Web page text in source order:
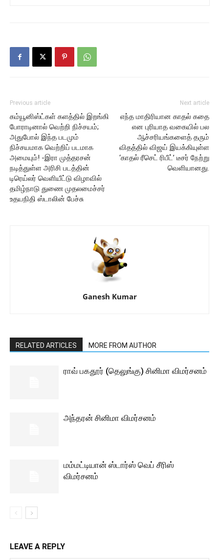
Previous article
கம்யூனிஸ்ட்கள் களத்தில் இறங்கி
போராடினால் வெற்றி நிச்சயம்;
அதுபோல் இந்த படமும்
நிச்சயமாக வெற்றிப் படமாக
அமையும்! -இரா முத்தரசன்
நடித்துள்ள அரிசி படத்தின்
டிரெய்லர் வெளியீட்டு விழாவில்
தமிழ்நாடு துணை முதலமைச்சர்
உதயநிதி ஸ்டாலின் பேச்சு
Next article
எந்த மாதிரியான காதல் கதை
என புரியாத வகையில் பல
ஆச்சரியங்களைத் தரும்
விதத்தில் விஜய் இயக்கியுள்ள
‘காதல் ரீசெட் ரிபீட்’ டீசர் நேற்று
வெளியானது.
Ganesh Kumar
RELATED ARTICLES MORE FROM AUTHOR
ராவ் பகதூர் (தெலுங்கு) சினிமா விமர்சனம்
அந்தரன் சினிமா விமர்சனம்
மம்மட்டியான் ஸ்டார்ஸ் வெப் சீரிஸ்
விமர்சனம்
LEAVE A REPLY